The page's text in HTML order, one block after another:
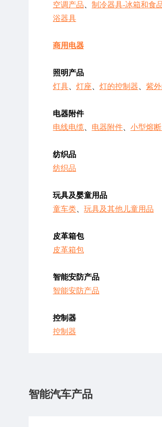
空调产品 、制冷器具-冰箱和食
浴器具
商用电器
照明产品
灯具
灯座 灯的控制器 紫
电器附件
电线电缆
电器附件 小型熔
纺织品
纺织品
玩具及婴童用品
童车类
玩具及其他儿童用品
皮革箱包
皮革箱包
智能安防产品
智能安防产品
控制器
控制器
智能汽车产品